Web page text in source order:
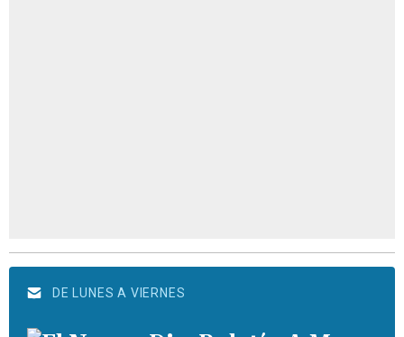
DE LUNES A VIERNES